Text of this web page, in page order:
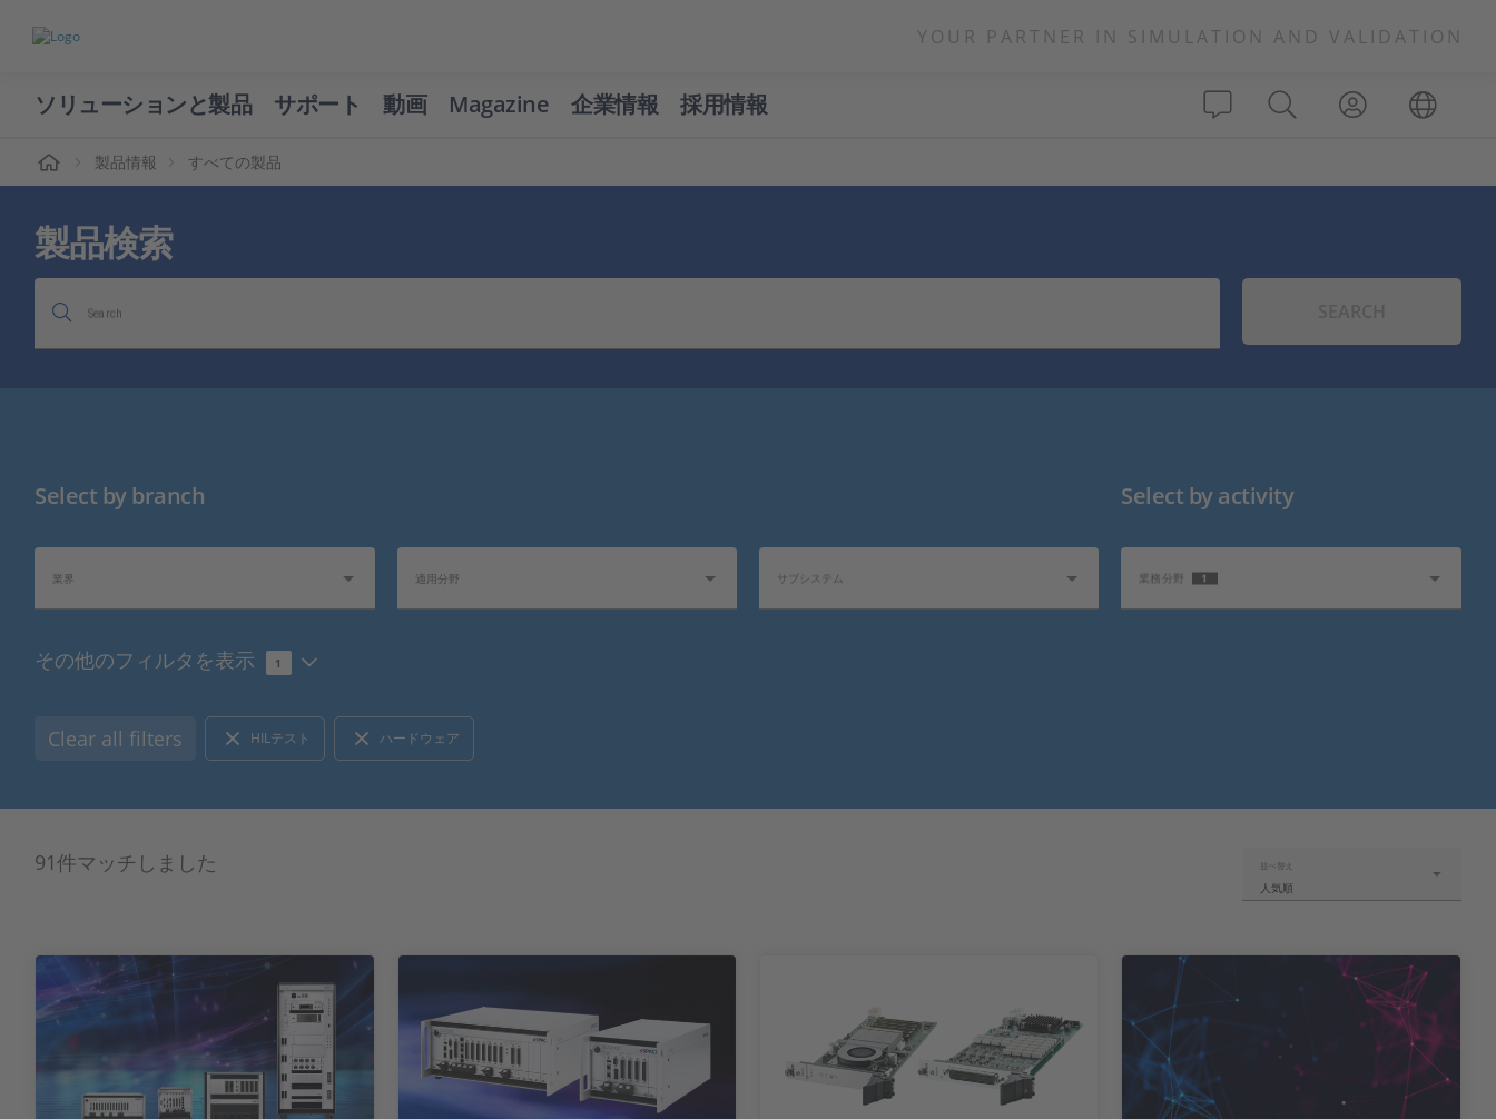
YOUR PARTNER IN SIMULATION AND VALIDATION
ソリューションと製品 サポート 動画 Magazine 企業情報 採用情報
製品情報 すべての製品
製品検索
Search
Select by branch
業界 適用分野 サブシステム
Select by activity
業務分野 1
その他のフィルタを表示 1
Clear all filters HILテスト ハードウェア
91件マッチしました 並べ替え
人気順